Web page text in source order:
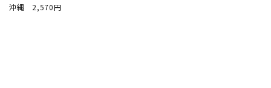
沖縄 2,570円